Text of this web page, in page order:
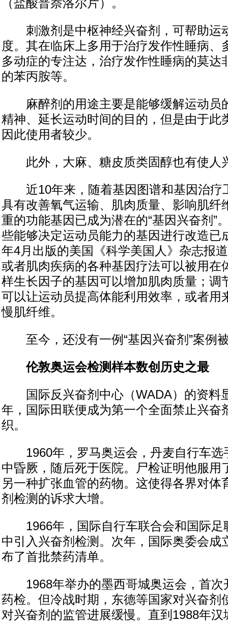
（盐酸普萘洛尔片）。
刺激剂是中枢神经兴奋剂，可帮助运
度。其在临床上多用于治疗发作性睡病、
多动症的专注达，治疗发作性睡病的莫达
的苯丙胺等。
麻醉剂的用途主要是能够缓解运动员
精神、延长运动时间的目的，但是由于此
因此使用者较少。
此外，大麻、糖皮质类固醇也有使人
近10年来，随着基因图谱和基因治疗
具有改善氧气运输、肌肉质量、影响肌纤
重的功能基因已成为潜在的“基因兴奋剂”
些能够决定运动员能力的基因进行改造已
年4月出版的美国《科学美国人》杂志报
或者肌肉疾病的各种基因疗法可以被用在
样生长因子的基因可以增加肌肉质量；调
可以让运动员提高体能利用效率，或者用
慢肌纤维。
至今，还没有一例“基因兴奋剂”案例
伦敦奥运会检测样本数创历史之最
国际反兴奋剂中心（WADA）的资料
年，国际田联便成为第一个全面禁止兴奋
织。
1960年，罗马奥运会，丹麦自行车选
中昏厥，随后死于医院。尸检证明他服用
另一种扩张血管的药物。这使得各界对体
剂检测的诉求大增。
1966年，国际自行车联合会和国际足
中引入兴奋剂检测。次年，国际奥委会成
布了首批禁药清单。
1968年举办的墨西哥城奥运会，首次
药检。但冷战时期，东德等国家对兴奋剂
对兴奋剂的监管进展缓慢。直到1988年